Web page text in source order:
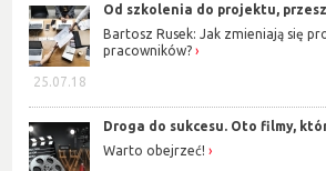
25.07.18
Od szkolenia do projektu,
Bartosz Rusek: Jak zmieniają się
pracowników?
Droga do sukcesu. Oto filmy,
Warto obejrzeć!